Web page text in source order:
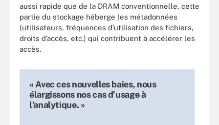
aussi rapide que de la DRAM conventionnelle, cette
partie du stockage héberge les métadonnées
(utilisateurs, fréquences d’utilisation des fichiers,
droits d’accès, etc.) qui contribuent à accélérer les
accès.
« Avec ces nouvelles baies, nous
élargissons nos cas d’usage à
l’analytique. »